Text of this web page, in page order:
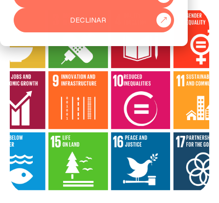
DECLINAR
931 76 23 43